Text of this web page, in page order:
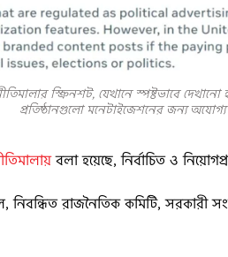
স্ক্রিনশট, যেখানে স্পষ্টভাবে
প্রতিষ্ঠানগুলো মনেটাইজেশনের জন্য অযোগ্য
বলা হয়েছে, নির্বাচিত ও
নিবন্ধিত রাজনৈতিক কমিটি, সরকারী